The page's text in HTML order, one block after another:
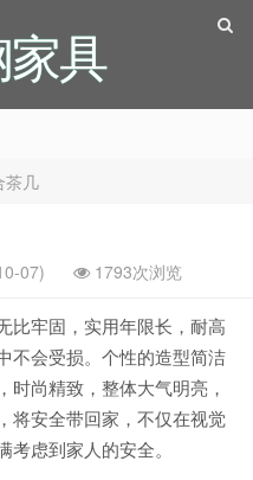
具
茶几
07) 1793次浏览
比牢固，实用年限长，耐高
不会受损。个性的造型简洁
时尚精致，整体大气明亮，
将安全带回家，不仅在视觉
考虑到家人的安全。